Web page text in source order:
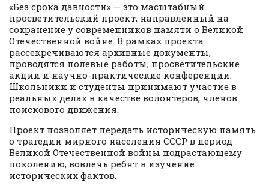
«Без срока давности» — это масштабный
просветительский проект, направленный на
сохранение у современников памяти о Великой
Отечественной войне. В рамках проекта
рассекречиваются архивные документы,
проводятся полевые работы, просветительские
акции и научно-практические конференции.
Школьники и студенты принимают участие в
реальных делах в качестве волонтёров, членов
поискового движения.
Проект позволяет передать историческую память
о трагедии мирного населения СССР в период
Великой Отечественной войны подрастающему
поколению, вовлечь ребят в изучение
исторических фактов.